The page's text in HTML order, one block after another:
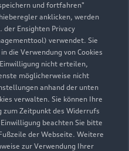
und fortfahren"
anklicken, werden
der Ensighten Privacy
verwendet. Sie
die Verwendung von Cookies
nicht erteilen,
möglicherweise nicht
anhand der unten
verwalten. Sie können Ihre
Zeitpunkt des Widerrufs
beachten Sie bitte
der Webseite. Weitere
zur Verwendung Ihrer